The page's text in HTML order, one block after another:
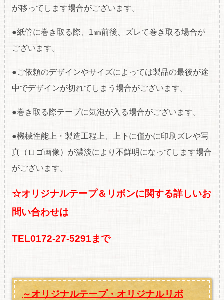
が移ってします場合がございます。
●紙管に巻き取る際、1㎜前後、ズレて巻き取る場合が
ございます。
●ご依頼のデザインやサイズによっては製品の最後が途
中でデザインが切れてしまう場合がございます。
●巻き取る際テープに気泡が入る場合がございます。
●機械性能上・製造工程上、上下に僅かに印刷ズレや写
真（ロゴ画像）が濃淡により不鮮明になってします場合
がございます。
☆オリジナルテープ＆リボンに関する詳しいお
問い合わせは
TEL0172-27-5291まで
～オリジナルテープ・オリジナルリボ